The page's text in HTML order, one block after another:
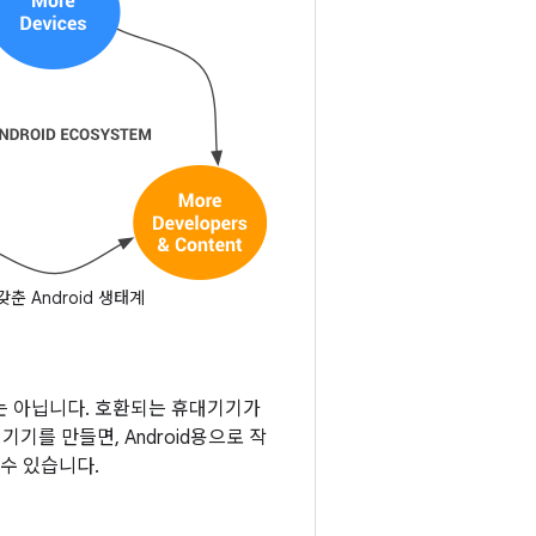
춘 Android 생태계
아닙니다. 호환되는 휴대기기가
기를 만들면, Android용으로 작
있습니다.